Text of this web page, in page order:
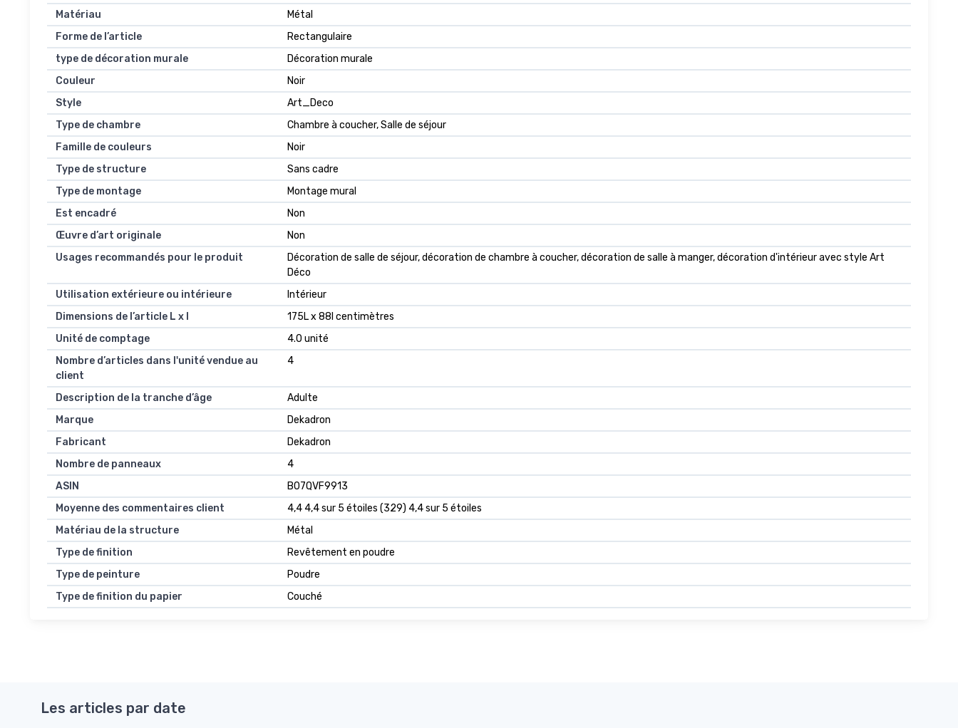
Matériau
Métal
Forme de l’article
Rectangulaire
type de décoration murale
Décoration murale
Couleur
Noir
Style
Art_Deco
Type de chambre
Chambre à coucher, Salle de séjour
Famille de couleurs
Noir
Type de structure
Sans cadre
Type de montage
Montage mural
Est encadré
Non
Œuvre d’art originale
Non
Usages recommandés pour le produit
Décoration de salle de séjour, décoration de chambre à coucher, décoration de salle à manger, décoration d'intérieur avec style Art
Déco
Utilisation extérieure ou intérieure
Intérieur
Dimensions de l’article L x l
175L x 88l centimètres
Unité de comptage
4.0 unité
Nombre d’articles dans l'unité vendue au
client
4
Description de la tranche d’âge
Adulte
Marque
Dekadron
Fabricant
Dekadron
Nombre de panneaux
4
ASIN
B07QVF9913
Moyenne des commentaires client
4,4 4,4 sur 5 étoiles (329) 4,4 sur 5 étoiles
Matériau de la structure
Métal
Type de finition
Revêtement en poudre
Type de peinture
Poudre
Type de finition du papier
Couché
Les articles par date